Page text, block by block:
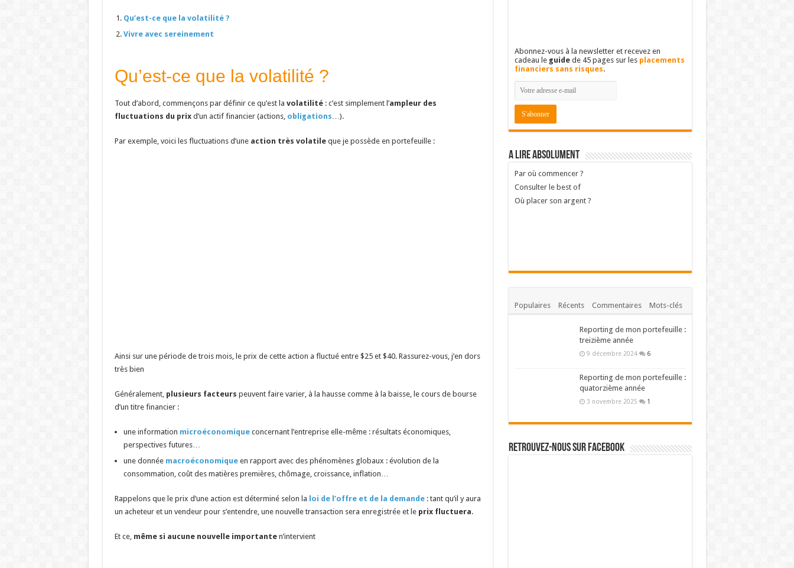
Qu’est-ce que la volatilité ?
Vivre avec sereinement
Qu’est-ce que la volatilité ?
Tout d’abord, commençons par définir ce qu’est la volatilité: c’est simplement l’ampleur des
fluctuations du prixd’un actif financier (actions, obligations…).
Par exemple, voici les fluctuations d’une action très volatileque je possède en portefeuille :
Ainsi sur une période de trois mois, le prix de cette action a fluctué entre $25 et $40. Rassurez-vous, j’en dors
très bien
Généralement, plusieurs facteurs peuvent faire varier, à la hausse comme à la baisse, le cours de bourse
d’un titre financier :
une information microéconomiqueconcernant l’entreprise elle-même : résultats économiques,
perspectives futures…
une donnée macroéconomiqueen rapport avec des phénomènes globaux : évolution de la
consommation, coût des matières premières, chômage, croissance, inflation…
Rappelons que le prix d’une action est déterminé selon la loi de l’offre et de la demande: tant qu’il y aura
un acheteur et un vendeur pour s’entendre, une nouvelle transaction sera enregistrée et le prix fluctuera.
Et ce, même si aucune nouvelle importanten’intervient
Abonnez-vous à la newsletter et recevez en
cadeau le guidede 45 pages sur les placements
financiers sans risques.
A lire absolument
Par où commencer ?
Consulter le best of
Où placer son argent ?
Populaires Récents Commentaires Mots-clés
Reporting de mon portefeuille :
treizième année
9 décembre 2024 6
Reporting de mon portefeuille :
quatorzième année
3 novembre 2025 1
Retrouvez-nous sur Facebook